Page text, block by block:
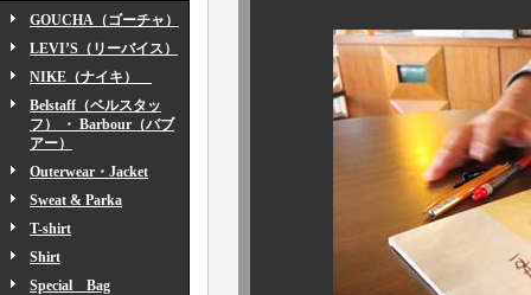
GOUCHA（ゴーチャ）
LEVI’S（リーバイス）
NIKE（ナイキ）
Belstaff（ベルスタッ
フ） ・ Barbour（バブ
アー）
Outerwear・Jacket
Sweat & Parka
T-shirt
Shirt
Special Bag